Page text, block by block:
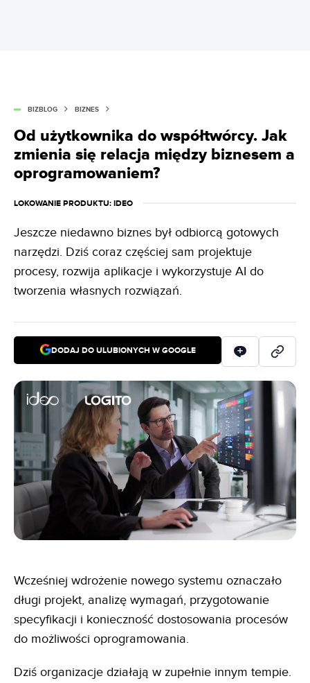
BIZBLOG BIZNES
Od użytkownika do współtwórcy. Jak
zmienia się relacja między biznesem a
oprogramowaniem?
LOKOWANIE PRODUKTU: IDEO
Jeszcze niedawno biznes był odbiorcą gotowych
narzędzi. Dziś coraz częściej sam projektuje
procesy, rozwija aplikacje i wykorzystuje AI do
tworzenia własnych rozwiązań.
DODAJ DO ULUBIONYCH W GOOGLE
Wcześniej wdrożenie nowego systemu oznaczało
długi projekt, analizę wymagań, przygotowanie
specyfikacji i konieczność dostosowania procesów
do możliwości oprogramowania.
Dziś organizacje działają w zupełnie innym tempie.